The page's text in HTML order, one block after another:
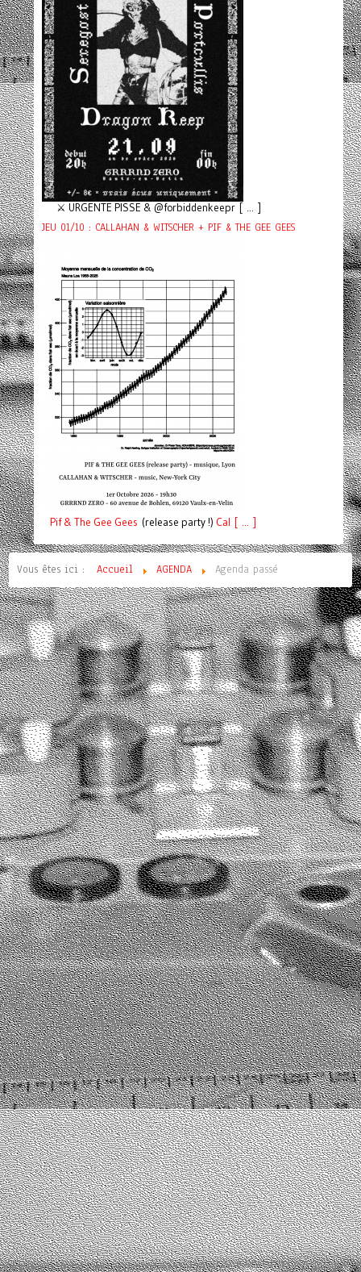
⚔️ URGENTE PISSE & @forbiddenkeepr [ ... ]
JEU 01/10 : CALLAHAN & WITSCHER + PIF & THE GEE GEES
Pif& The Gee Gees (release party !) Cal [ ... ]
Vous êtes ici : Accueil AGENDA Agenda passé